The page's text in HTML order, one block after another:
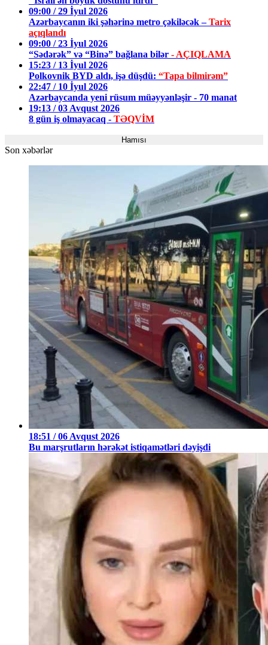
09:00 / 29 İyul 2026
Azərbaycanın iki şəhərinə metro çəkiləcək –Tarix
açıqlandı
09:00 / 23 İyul 2026
“Sədərək” və “Binə” bağlana bilər - AÇIQLAMA
15:23 / 13 İyul 2026
Polkovnik BYD aldı, işə düşdü: “Tapa bilmirəm”
22:47 / 10 İyul 2026
Azərbaycanda yeni rüsum müəyyənləşir - 70 manat
19:13 / 03 Avqust 2026
8 gün iş olmayacaq - TƏQVİM
Hamısı
Son xəbərlər
18:51 / 06 Avqust 2026
Bu marşrutların hərəkət istiqamətləri dəyişdi